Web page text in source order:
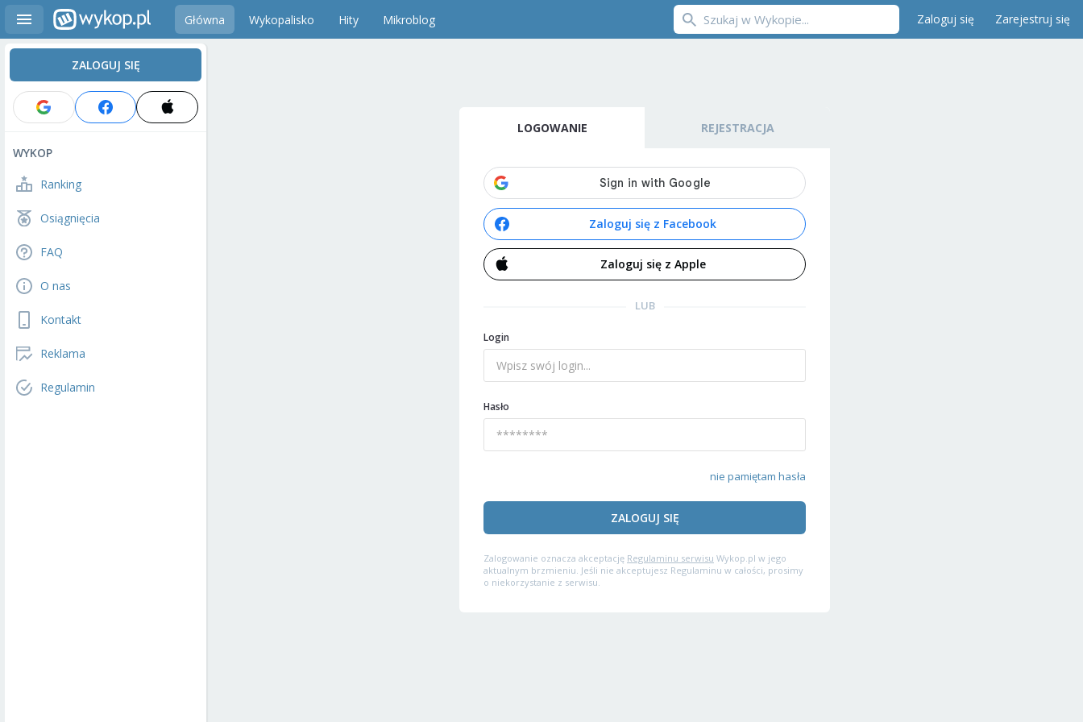
Główna Wykopalisko Hity Mikroblog Zaloguj się Zarejestruj się
ZALOGUJ SIĘ
WYKOP
Ranking
Osiągnięcia
FAQ
O nas
Kontakt
Reklama
Regulamin
LOGOWANIE REJESTRACJA
Zaloguj się z Facebook
Zaloguj się z Apple
LUB
Login
Hasło
nie pamiętam hasła
ZALOGUJ SIĘ
Zalogowanie oznacza akceptację Regulaminu serwisu Wykop.pl w jego
aktualnym brzmieniu. Jeśli nie akceptujesz Regulaminu w całości, prosimy
o niekorzystanie z serwisu.